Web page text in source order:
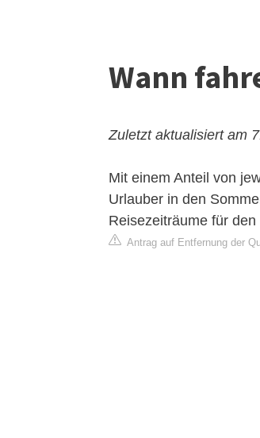
Wann
Zuletzt aktualisiert am
Mit einem Anteil von
Urlauber in den
Reisezeiträume für
Antrag auf Entfernung der